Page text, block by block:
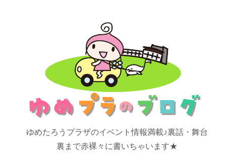
ゆめたろうプラザのイベント情報満載♪裏話・舞台
裏まで赤裸々に書いちゃいます★